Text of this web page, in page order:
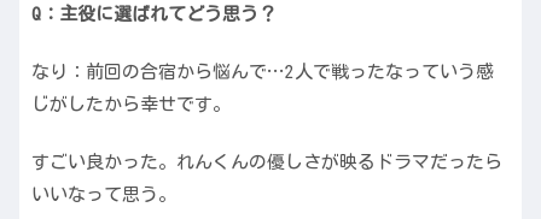
Q：主役に選ばれてどう思う？
なり：前回の合宿から悩んで…2人で戦ったなっていう感
じがしたから幸せです。
すごい良かった。れんくんの優しさが映るドラマだったら
いいなって思う。